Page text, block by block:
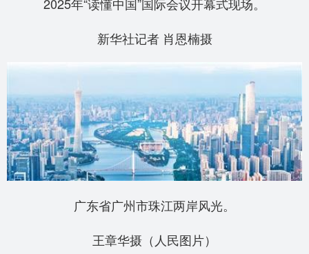
2025年“读懂中国”国际会议开幕式现场。
新华社记者 肖恩楠摄
广东省广州市珠江两岸风光。
王章华摄（人民图片）